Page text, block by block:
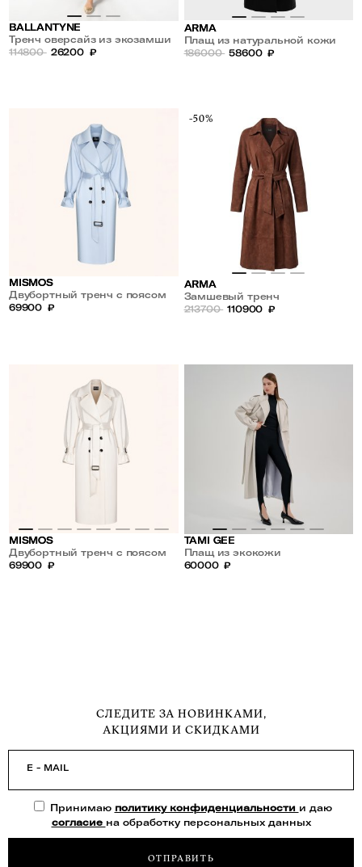
BALLANTYNE
Тренч оверсайз из экозамши
114800 26200 ₽
ARMA
Плащ из натуральной кожи
186000 58600 ₽
MISMOS
Двубортный тренч с поясом
прямого кроя
69900 ₽
-50%
ARMA
Замшевый тренч
213700 110900 ₽
MISMOS
Двубортный тренч с поясом
прямого кроя
69900 ₽
TAMI GEE
Плащ из экокожи
60000 ₽
СЛЕДИТЕ ЗА НОВИНКАМИ,
АКЦИЯМИ И СКИДКАМИ
E - MAIL
Принимаю политику конфиденциальности и даю
согласие на обработку персональных данных
ОТПРАВИТЬ